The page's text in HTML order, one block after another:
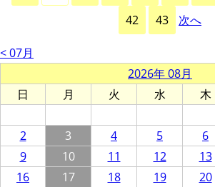
42
43 次へ
< 07月
2026年 08月
日
月 火 水 木
2
3 4 5 6
9
10 11 12 13
16
17 18 19 20